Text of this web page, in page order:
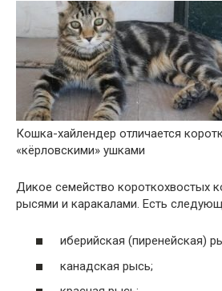
Кошка-хайлендер отличается
«кёрловскими» ушками
Дикое семейство короткохвостых
рысями и каракалами. Есть
иберийская (пиренейская)
канадская рысь;